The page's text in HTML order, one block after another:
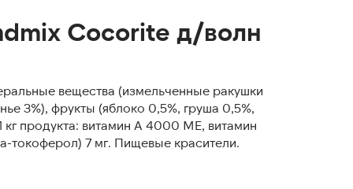
Сocorite д/волн
вещества (измельченные ракушки
3%), фрукты (яблоко 0,5%, груша 0,5%,
кг продукта: витамин А 4000 МЕ, витамин
токоферол) 7 мг. Пищевые красители.